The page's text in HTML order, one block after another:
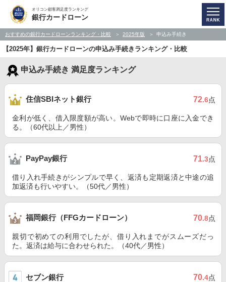
オリコン顧客満足度ランキング
銀行カードローン
おすすめの銀行カードローンランキング・比較 2025年版 申込み手続き
【2025年】銀行カードローンの申込み手続きランキング・比較
申込み手続き 満足度ランキング
住信SBIネット銀行 72.6点
金利が低く、借入限度額が高い。Webで即時に口座に入金でき
る。（60代以上／男性）
PayPay銀行 71.3点
借り入れ手続きがシンプルで早く、返済も定期返済と中途の追
加返済も行いやすい。（50代／男性）
福岡銀行（FFGカードローン） 70.8点
親切で初めての利用でしたが、借り入れまでがスムーズだっ
た。返済は給与に合わせられた。（40代／男性）
セブン銀行 70.4点